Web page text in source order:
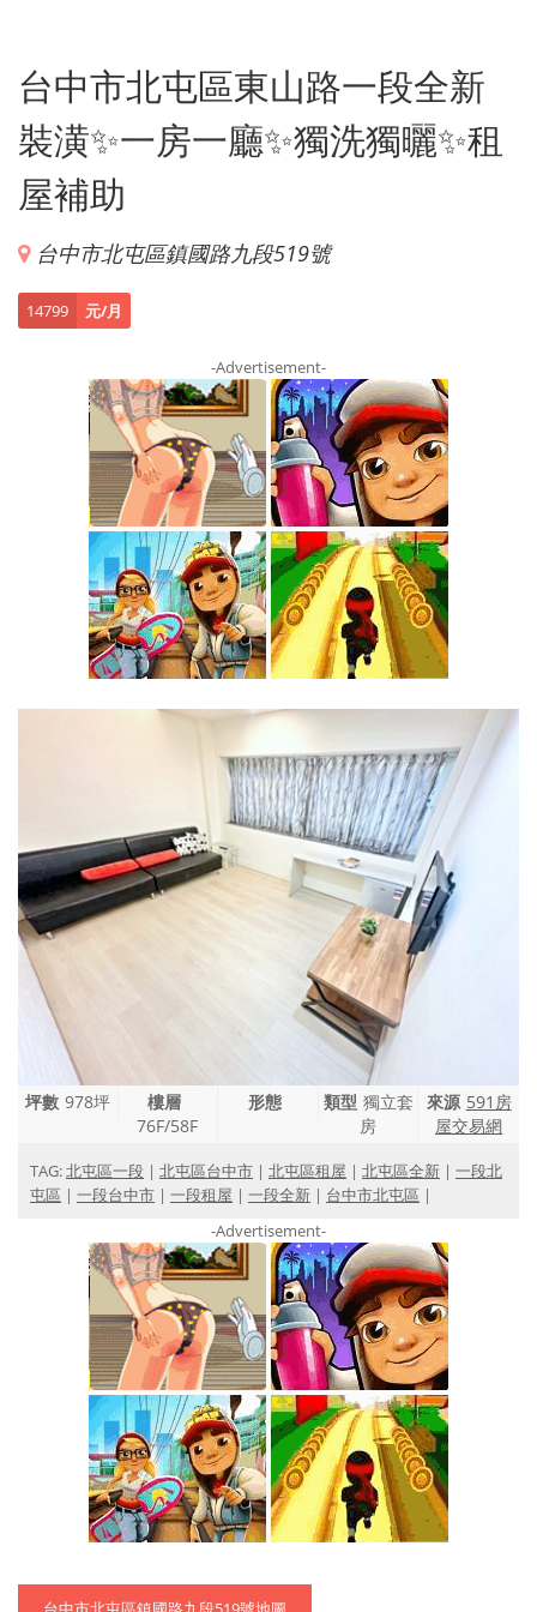
台中市北屯區東山路一段全新
裝潢✨一房一廳✨獨洗獨曬✨租
屋補助
台中市北屯區鎮國路九段519號
14799 元/月
-Advertisement-
坪數 978坪
樓層
76F/58F
形態 類型 獨立套
房
來源 591房
屋交易網
TAG:北屯區一段 | 北屯區台中市 | 北屯區租屋 | 北屯區全新 | 一段北
屯區 | 一段台中市 | 一段租屋 | 一段全新 | 台中市北屯區 |
-Advertisement-